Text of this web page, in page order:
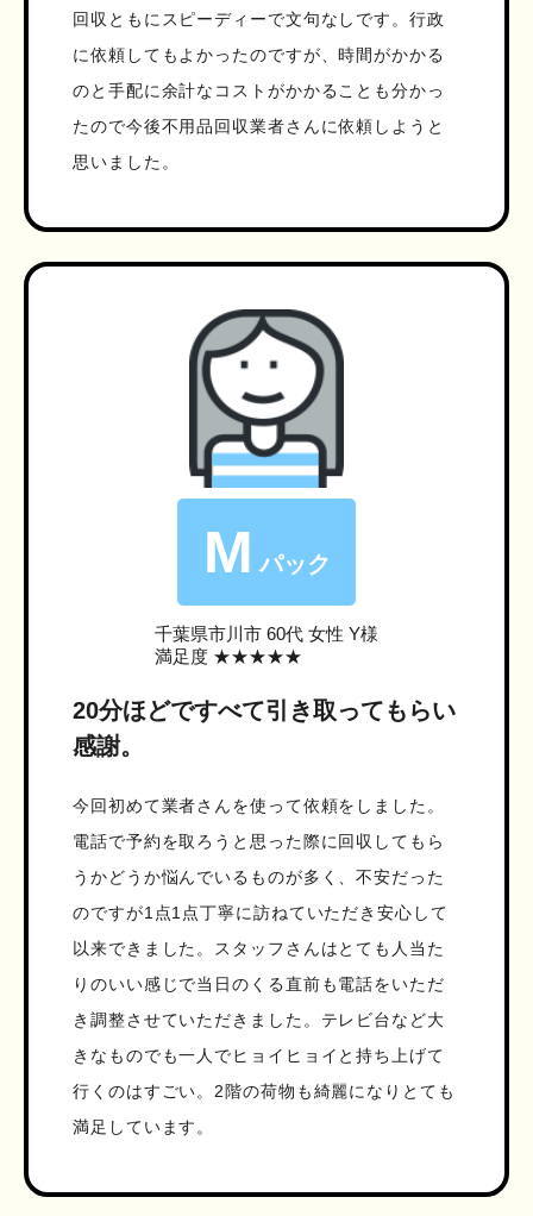
回収ともにスピーディーで文句なしです。行政
に依頼してもよかったのですが、時間がかかる
のと手配に余計なコストがかかることも分かっ
たので今後不用品回収業者さんに依頼しようと
思いました。
M パック
千葉県市川市 60代 女性 Y様
満足度 ★★★★★
20分ほどですべて引き取ってもらい
感謝。
今回初めて業者さんを使って依頼をしました。
電話で予約を取ろうと思った際に回収してもら
うかどうか悩んでいるものが多く、不安だった
のですが1点1点丁寧に訪ねていただき安心して
以来できました。スタッフさんはとても人当た
りのいい感じで当日のくる直前も電話をいただ
き調整させていただきました。テレビ台など大
きなものでも一人でヒョイヒョイと持ち上げて
行くのはすごい。2階の荷物も綺麗になりとても
満足しています。